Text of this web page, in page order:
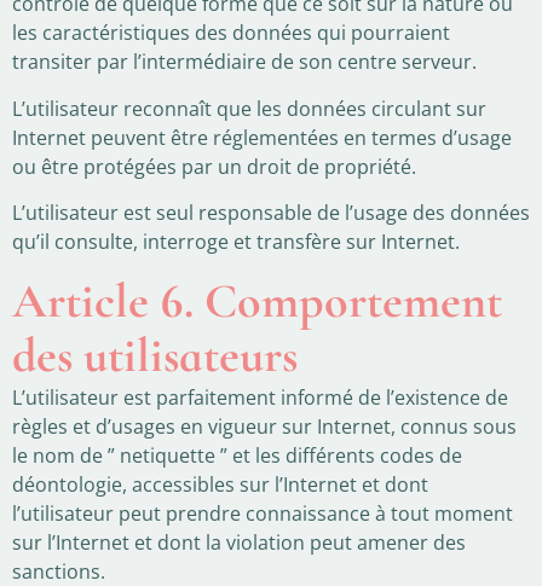
les caractéristiques des données qui pourraient
transiter par l’intermédiaire de son centre serveur.
L’utilisateur reconnaît que les données circulant sur
Internet peuvent être réglementées en termes d’usage
ou être protégées par un droit de propriété.
L’utilisateur est seul responsable de l’usage des données
qu’il consulte, interroge et transfère sur Internet.
Article 6. Comportement
des utilisateurs
L’utilisateur est parfaitement informé de l’existence de
règles et d’usages en vigueur sur Internet, connus sous
le nom de ” netiquette ” et les différents codes de
déontologie, accessibles sur l’Internet et dont
l’utilisateur peut prendre connaissance à tout moment
sur l’Internet et dont la violation peut amener des
sanctions.